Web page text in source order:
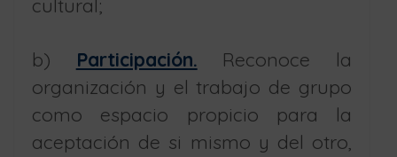
cultural;
b) Participación. Reconoce la
organización y el trabajo de grupo
como espacio propicio para la
aceptación de si mismo y del otro,